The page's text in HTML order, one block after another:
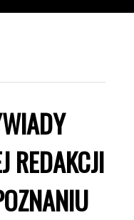
REDAKCJI